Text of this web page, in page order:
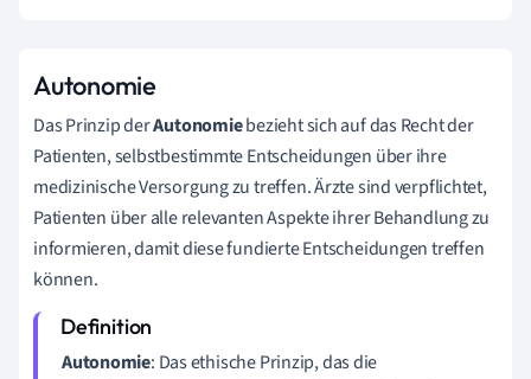
Autonomie
Das Prinzip derAutonomiebezieht sich auf das Recht der
Patienten, selbstbestimmte Entscheidungen über ihre
medizinische Versorgung zu treffen. Ärzte sind verpflichtet,
Patienten über alle relevanten Aspekte ihrer Behandlung zu
informieren, damit diese fundierte Entscheidungen treffen
können.
Autonomie: Das ethische Prinzip, das die